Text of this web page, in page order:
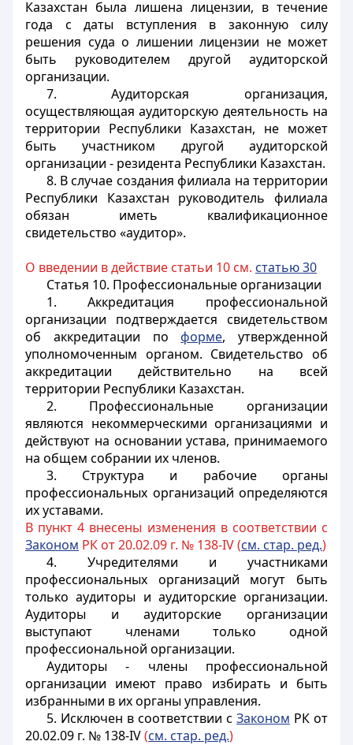
Казахстан была лишена лицензии, в течение
года с даты вступления в законную силу
решения суда о лишении лицензии не может
быть руководителем другой аудиторской
организации.
7. Аудиторская организация,
осуществляющая аудиторскую деятельность на
территории Республики Казахстан, не может
быть участником другой аудиторской
организации - резидента Республики Казахстан.
8. В случае создания филиала на территории
Республики Казахстан руководитель филиала
обязан иметь квалификационное
свидетельство «аудитор».
О введении в действие статьи 10 см. статью30
Статья 10. Профессиональные организации
1. Аккредитация профессиональной
организации подтверждается свидетельством
об аккредитации поформе, утвержденной
уполномоченным органом. Свидетельство об
аккредитации действительно на всей
территории Республики Казахстан.
2. Профессиональные организации
являются некоммерческими организациями и
действуют на основании устава, принимаемого
на общем собрании их членов.
3. Структура и рабочие органы
профессиональных организаций определяются
их уставами.
В пункт 4 внесены изменения в соответствии с
Законом РК от 20.02.09 г. № 138-IV (см. стар. ред.)
4. Учредителями и участниками
профессиональных организаций могут быть
только аудиторы и аудиторские организации.
Аудиторы и аудиторские организации
выступают членами только одной
профессиональной организации.
Аудиторы - члены профессиональной
организации имеют право избирать и быть
избранными в их органы управления.
5. Исключен в соответствии с Законом РК от
20.02.09 г. № 138-IV(см. стар. ред.)